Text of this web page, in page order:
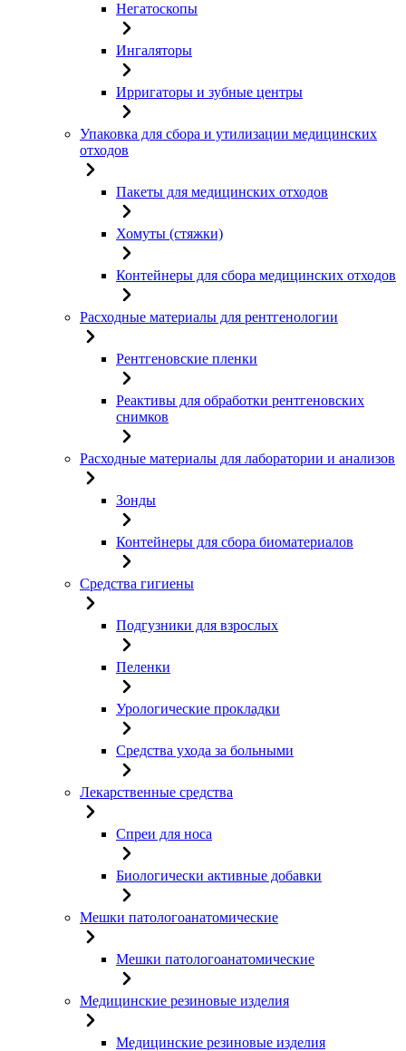
Негатоскопы
Ингаляторы
Ирригаторы и зубные центры
Упаковка для сбора и утилизации медицинских
отходов
Пакеты для медицинских отходов
Хомуты (стяжки)
Контейнеры для сбора медицинских отходов
Расходные материалы для рентгенологии
Рентгеновские пленки
Реактивы для обработки рентгеновских
снимков
Расходные материалы для лаборатории и анализов
Зонды
Контейнеры для сбора биоматериалов
Средства гигиены
Подгузники для взрослых
Пеленки
Урологические прокладки
Средства ухода за больными
Лекарственные средства
Спреи для носа
Биологически активные добавки
Мешки патологоанатомические
Мешки патологоанатомические
Медицинские резиновые изделия
Медицинские резиновые изделия